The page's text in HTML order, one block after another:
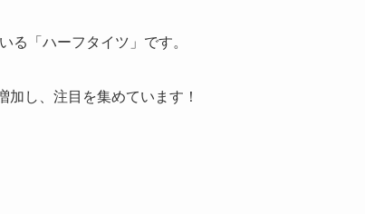
る「ハーフタイツ」です。
し、注目を集めています！